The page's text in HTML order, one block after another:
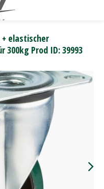
elastischer
300kg Prod ID: 39993